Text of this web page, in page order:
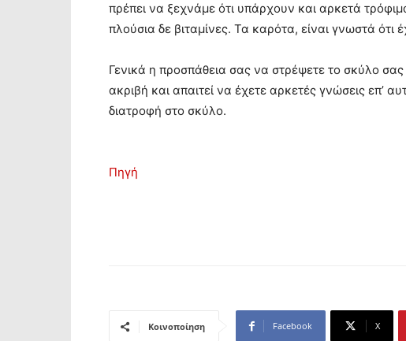
πρέπει να ξεχνάμε ότι υπάρχουν και αρκετά
πλούσια δε βιταμίνες. Τα καρότα, είναι γνωστά ότι
Γενικά η προσπάθεια σας να στρέψετε το σκύλο
ακριβή και απαιτεί να έχετε αρκετές γνώσεις επ’
διατροφή στο σκύλο.
Πηγή
Κοινοποίηση Facebook X